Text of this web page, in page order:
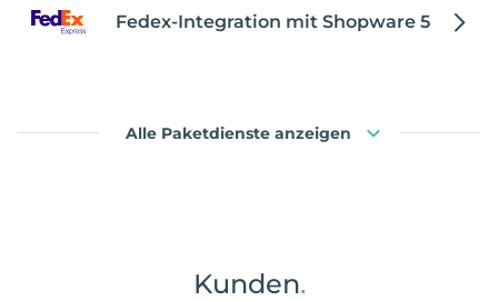
Fedex-Integration mit Shopware 5
Alle Paketdienste anzeigen
Kunden.